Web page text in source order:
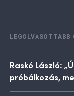
LEGOLVASOTTABB
Raskó László:
próbálkozás,